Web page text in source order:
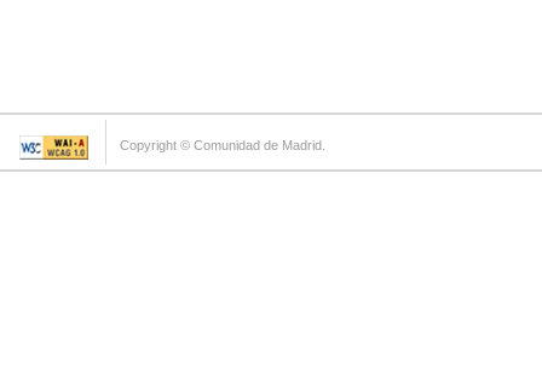
Copyright © Comunidad de Madrid.